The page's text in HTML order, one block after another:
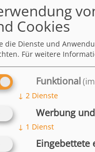
kg)
Cookies
die Dienste und
Für weitere
Funktional
↓ 2 Dienste
Werbung
↓ 1 Dienst
Eingebettete